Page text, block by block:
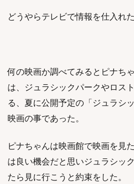
どうやらテレビで情報を仕入れ
何の映画か調べてみるとピナち
は、ジュラシックパークやロス
る、夏に公開予定の「ジュラシ
映画の事であった。
ピナちゃんは映画館で映画を見
は良い機会だと思いジュラシッ
たら見に行こうと約束をした。